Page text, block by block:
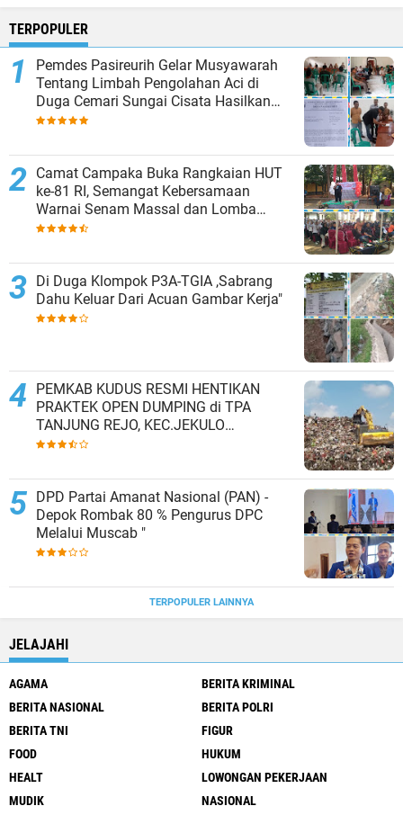
TERPOPULER
Pemdes Pasireurih Gelar Musyawarah
Tentang Limbah Pengolahan Aci di
Duga Cemari Sungai Cisata Hasilkan
Kesepakatan Tutup Sementara
Camat Campaka Buka Rangkaian HUT
ke-81 RI, Semangat Kebersamaan
Warnai Senam Massal dan Lomba
Karaoke Perangkat Desa
Di Duga Klompok P3A-TGIA ,Sabrang
Dahu Keluar Dari Acuan Gambar Kerja"
PEMKAB KUDUS RESMI HENTIKAN
PRAKTEK OPEN DUMPING di TPA
TANJUNG REJO, KEC.JEKULO
KAB.KUDUS,BERLAKUKAN SISTEM
DPD Partai Amanat Nasional (PAN) -
Depok Rombak 80 % Pengurus DPC
Melalui Muscab "
TERPOPULER LAINNYA
JELAJAHI
AGAMA
BERITA KRIMINAL
BERITA NASIONAL
BERITA POLRI
BERITA TNI
FIGUR
FOOD
HUKUM
HEALT
LOWONGAN PEKERJAAN
MUDIK
NASIONAL